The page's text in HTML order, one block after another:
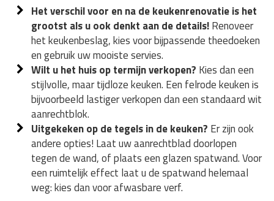
Het verschil voor en na de keukenrenovatie is het
grootst als u ook denkt aan de details!Renoveer
het keukenbeslag, kies voor bijpassende theedoeken
en gebruik uw mooiste servies.
Wilt u het huis op termijn verkopen? Kies dan een
stijlvolle, maar tijdloze keuken. Een felrode keuken is
bijvoorbeeld lastiger verkopen dan een standaard wit
aanrechtblok.
Uitgekeken op de tegels in de keuken? Er zijn ook
andere opties! Laat uw aanrechtblad doorlopen
tegen de wand, of plaats een glazen spatwand. Voor
een ruimtelijk effect laat u de spatwand helemaal
weg: kies dan voor afwasbare verf.